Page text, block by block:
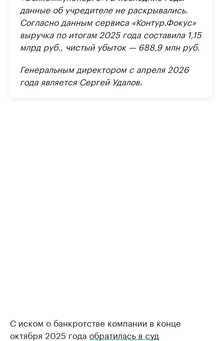
данные об учредителе не раскрывались.
Согласно данным сервиса «Контур.Фокус»
выручка по итогам 2025 года составила 1,15
млрд руб., чистый убыток — 688,9 млн руб.
Генеральным директором с апреля 2026
года является Сергей Удалов.
С иском о банкротстве компании в конце
октября 2025 года обратилась в суд